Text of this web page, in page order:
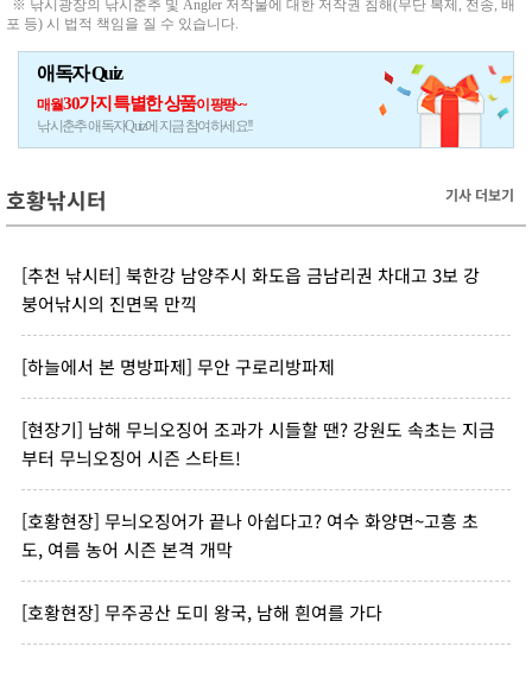
※ 낚시광장의 낚시춘추 및 Angler 저작물에 대한 저작권 침해(무단 복제, 전송, 배
포 등) 시 법적 책임을 질 수 있습니다.
애독자 Quiz
매월30가지 특별한 상품이 팡팡~~
낚시춘추 애독자Quiz에 지금 참여하세요!!
호황낚시터 기사 더보기
[추천 낚시터] 북한강 남양주시 화도읍 금남리권 차대고 3보 강
붕어낚시의 진면목 만끽
[하늘에서 본 명방파제] 무안 구로리방파제
[현장기] 남해 무늬오징어 조과가 시들할 땐? 강원도 속초는 지금
부터 무늬오징어 시즌 스타트!
[호황현장] 무늬오징어가 끝나 아쉽다고? 여수 화양면~고흥 초
도, 여름 농어 시즌 본격 개막
[호황현장] 무주공산 도미 왕국, 남해 흰여를 가다